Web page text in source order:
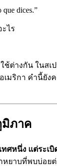
que dices.”
ะไร
ต่างกัน ในสเ
เมริกา คำนี้ยัง
มิภาค
ทศหนึ่ง แต่ระเ
ยาบที่พบบ่อยต่